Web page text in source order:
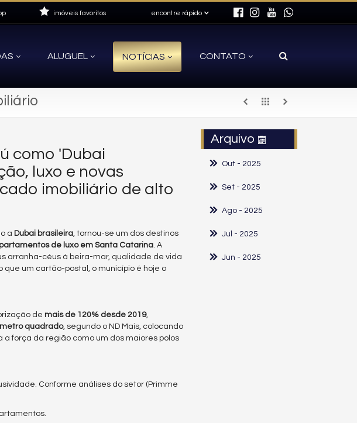
encontre rápido
imóveis favoritos
ALUGUEL NOTÍCIAS CONTATO
como 'Dubai
luxo e novas
imobiliário de alto
a Dubai brasileira , tornou-se um dos destinos
de luxo em Santa Catarina . A
arranha-céus à beira-mar, qualidade de vida
que um cartão-postal, o município é hoje o
de mais de 120% desde 2019,
metro quadrado, segundo o ND Mais, colocando
força da região como um dos maiores polos
Conforme análises do setor (Primme
Arquivo
Out - 2025
Set - 2025
Ago - 2025
Jul - 2025
Jun - 2025